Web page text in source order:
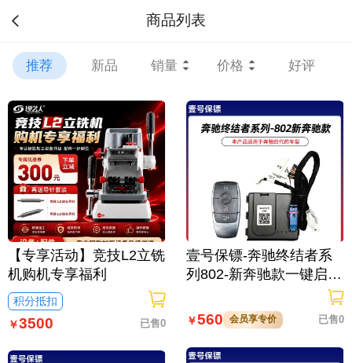
商品列表
推荐 新品 销量 价格 好评
【专享活动】竞技L2立铣
机购机专享福利
积分抵扣
￥3500 已售0
壹号保镖-奔驰终结者系
列802-新奔驰款一键启动
￥560 会员享专价 已售0